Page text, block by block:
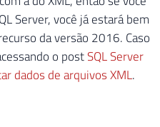
Server, você já estará bem
da versão 2016. Caso
o postSQL Server
dados de arquivos XML.